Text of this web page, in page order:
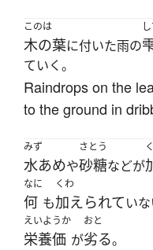
このは
木の葉に付いた雨の
ていく。
Raindrops on the
to the ground in
みず
水あめや
さとう
砂糖などが
なに
何 も
くわ
加えられてい
えいようか
栄養価 が
おと
劣る。